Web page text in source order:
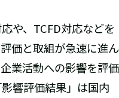
や、TCFD対応などを
価と取組が急速に進ん
業活動への影響を評価
響評価結果」は国内